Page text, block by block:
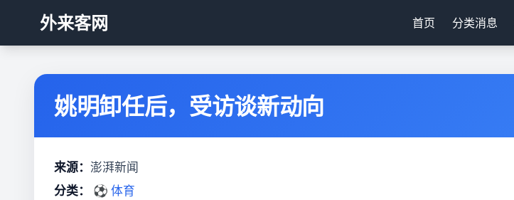
外来客网 首页 分类消息
姚明卸任后，受访谈新动向
来源： 澎湃新闻
分类：
⚽ 体育